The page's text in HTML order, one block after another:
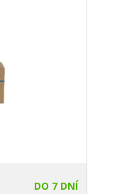
DO 7 DNÍ